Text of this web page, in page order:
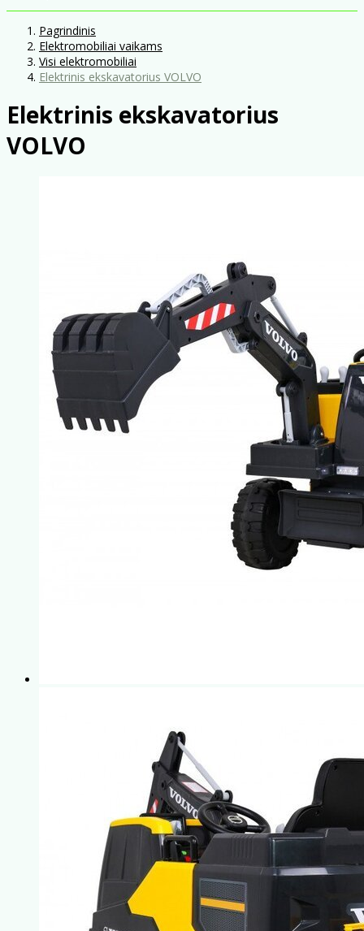
Pagrindinis
Elektromobiliai vaikams
Visi elektromobiliai
Elektrinis ekskavatorius VOLVO
Elektrinis ekskavatorius
VOLVO